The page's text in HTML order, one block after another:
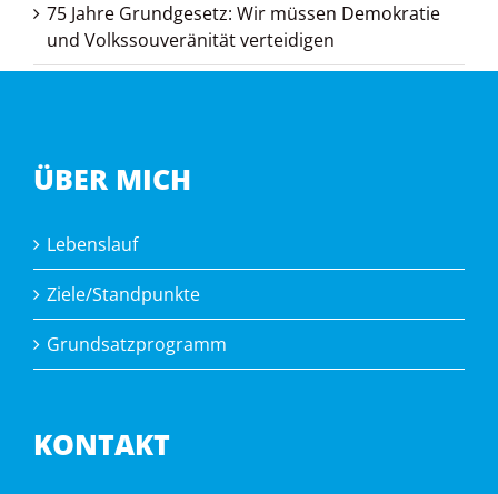
75 Jahre Grundgesetz: Wir müssen Demokratie
und Volkssouveränität verteidigen
ÜBER MICH
Lebenslauf
Ziele/Standpunkte
Grundsatzprogramm
KONTAKT